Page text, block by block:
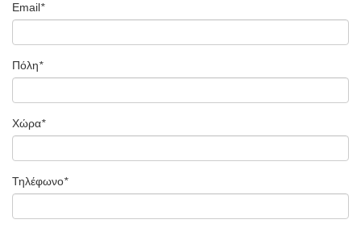
Email*
Πόλη*
Χώρα*
Τηλέφωνο*